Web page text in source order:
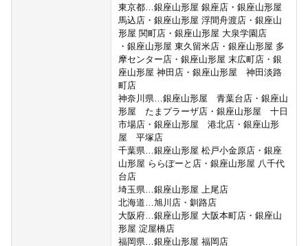
東京都…銀座山形屋 銀座店・銀座山形屋
馬込店・銀座山形屋 浮間舟渡店・銀座山
形屋 関町店・銀座山形屋 大泉学園店
・銀座山形屋 東久留米店・銀座山形屋 多
摩センター店・銀座山形屋 末広町店・銀
座山形屋 神田店・銀座山形屋 神田淡路
町店
神奈川県…銀座山形屋 青葉台店・銀座山
形屋 たまプラーザ店・銀座山形屋 十日
市場店・銀座山形屋 港北店・銀座山形
屋 平塚店
千葉県…銀座山形屋 松戸小金原店・銀座
山形屋 ららぽーと店・銀座山形屋 八千代
台店
埼玉県…銀座山形屋 上尾店
北海道…旭川店・釧路店
大阪府…銀座山形屋 大阪本町店・銀座山
形屋 淀屋橋店
福岡県…銀座山形屋 福岡店